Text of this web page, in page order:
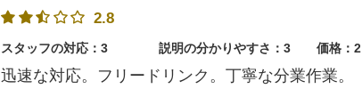
2.8
スタッフの対応：3 説明の分かりやすさ：3 価格：2
迅速な対応。フリードリンク。丁寧な分業作業。